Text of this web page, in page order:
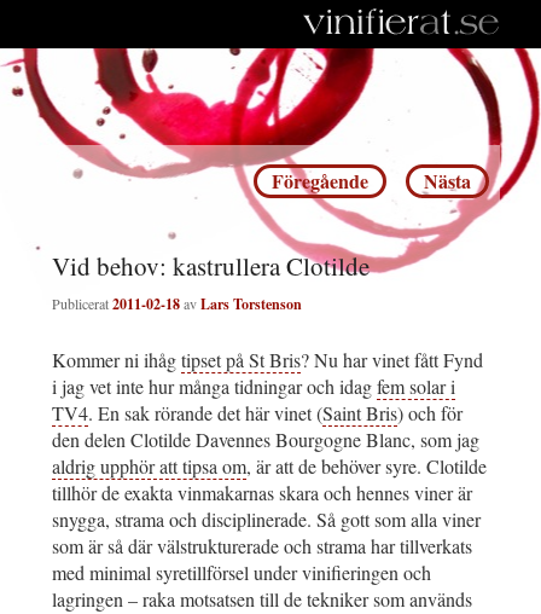
Inläggsnavigering
Föregående Nästa
Vid behov: kastrullera Clotilde
Publicerat2011-02-18avLars Torstenson
Kommer ni ihågtipset på St Bris? Nu har vinet fått Fynd
i jag vet inte hur många tidningar och idagfem solar i
TV4. En sak rörande det här vinet (Saint Bris) och för
den delen Clotilde Davennes Bourgogne Blanc, som jag
aldrig upphör att tipsa om, är att de behöver syre. Clotilde
tillhör de exakta vinmakarnas skara och hennes viner är
snygga, strama och disciplinerade. Så gott som alla viner
som är så där välstrukturerade och strama har tillverkats
med minimal syretillförsel under vinifieringen och
lagringen – raka motsatsen till de tekniker som används